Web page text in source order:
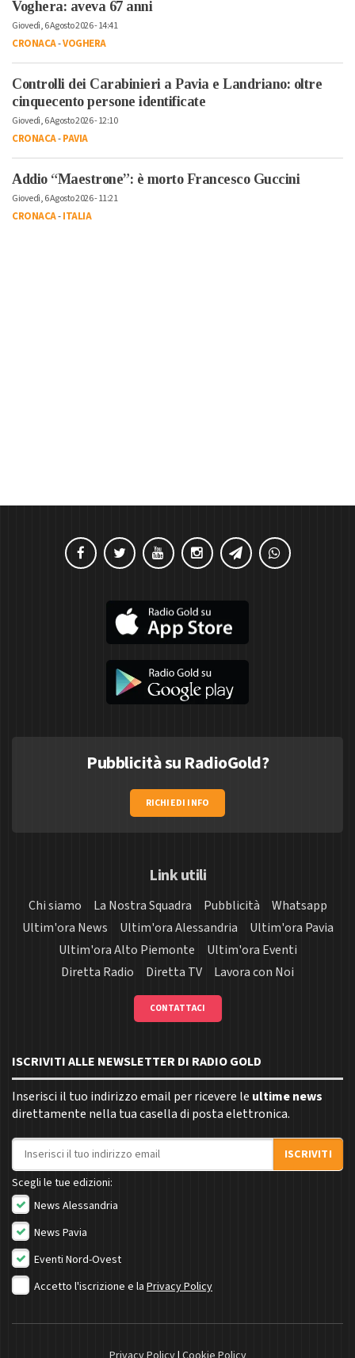
Voghera: aveva 67 anni
Giovedì, 6 Agosto 2026 - 14:41
CRONACA-VOGHERA
Controlli dei Carabinieri a Pavia e Landriano: oltre
cinquecento persone identificate
Giovedì, 6 Agosto 2026 - 12:10
CRONACA-PAVIA
Addio “Maestrone”: è morto Francesco Guccini
Giovedì, 6 Agosto 2026 - 11:21
CRONACA-ITALIA
Pubblicità su RadioGold?
RICHIEDI INFO
Link utili
Chi siamo La Nostra Squadra Pubblicità
Whatsapp
Ultim'ora News
Ultim'ora Alessandria
Ultim'ora Pavia
Ultim'ora Alto Piemonte
Ultim'ora Eventi
Diretta Radio
Diretta TV Lavora con Noi
CONTATTACI
ISCRIVITI ALLE NEWSLETTER DI RADIO GOLD
Inserisci il tuo indirizzo email per ricevere le ultime news
direttamente nella tua casella di posta elettronica.
Indirizzo email
ISCRIVITI
Scegli le tue edizioni:
News Alessandria
News Pavia
Eventi Nord-Ovest
Accetto l'iscrizione e la Privacy Policy